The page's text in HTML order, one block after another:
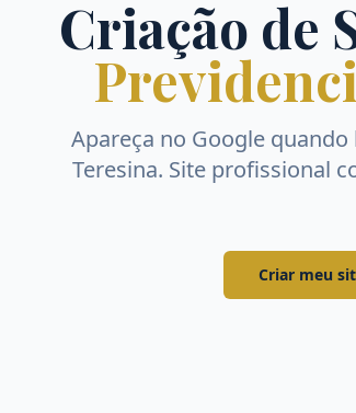
Criação de
Apareça no Google
Teresina. Site profissional
Criar meu